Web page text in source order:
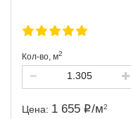
Кол-во, м2
Цена: 1 655 /м2